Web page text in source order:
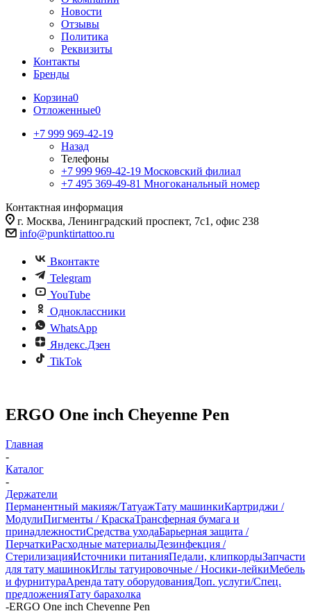
Новости
Отзывы
Политика
Реквизиты
Контакты
Бренды
Корзина0
Отложенные0
+7 999 969-42-19
Назад
Телефоны
+7 999 969-42-19 Московский филиал
+7 495 369-49-81 Многоканальный номер
Контактная информация
г. Москва, Ленинградский проспект, 7с1, офис 238
info@punktirtattoo.ru
Вконтакте
Telegram
YouTube
Одноклассники
WhatsApp
Яндекс.Дзен
TikTok
ERGO One inch Cheyenne Pen
Главная
-
Каталог
-
Держатели
Перманентный макияж/ТатуажТату машинкиКартриджи /
МодулиПигменты / КраскаТрансферная бумага и
принадлежностиСредства уходаБарьерная защита /
ПерчаткиРасходные материалыДезинфекция /
СтерилизацияИсточники питанияПедали, клипкордыЗапчасти
для тату машинокИглы татуировочные / Носики-лейкиМебель
и фурнитураАренда тату оборудованияДоп. услуги/Спец.
предложенияТату барахолка
-ERGO One inch Cheyenne Pen